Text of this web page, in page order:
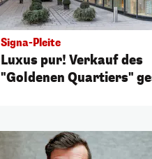
Signa-Pleite
Luxus pur! Verkauf des
"Goldenen Quartiers"